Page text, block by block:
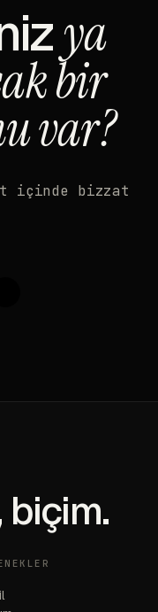
ya
bir
var?
içinde bizzat
biçim.